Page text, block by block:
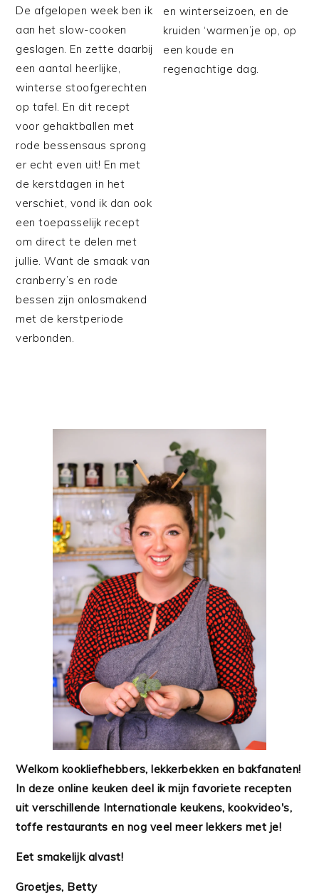
De afgelopen week ben ik
aan het slow-cooken
geslagen. En zette daarbij
een aantal heerlijke,
winterse stoofgerechten
op tafel. En dit recept
voor gehaktballen met
rode bessensaus sprong
er echt even uit! En met
de kerstdagen in het
verschiet, vond ik dan ook
een toepasselijk recept
om direct te delen met
jullie. Want de smaak van
cranberry’s en rode
bessen zijn onlosmakend
met de kerstperiode
verbonden.
en winterseizoen, en de
kruiden ‘warmen’je op, op
een koude en
regenachtige dag.
Welkom kookliefhebbers, lekkerbekken en bakfanaten!
In deze online keuken deel ik mijn favoriete recepten
uit verschillende Internationale keukens, kookvideo's,
toffe restaurants en nog veel meer lekkers met je!
Eet smakelijk alvast!
Groetjes, Betty